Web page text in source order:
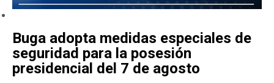
Buga adopta medidas especiales de
seguridad para la posesión
presidencial del 7 de agosto